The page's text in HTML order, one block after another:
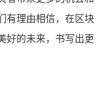
有理由相信，在区块
好的未来，书写出更